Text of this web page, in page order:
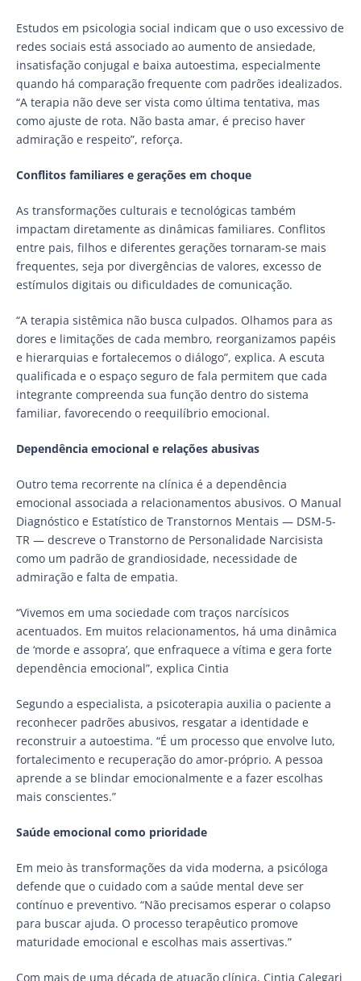
Estudos em psicologia social indicam que o uso excessivo de
redes sociais está associado ao aumento de ansiedade,
insatisfação conjugal e baixa autoestima, especialmente
quando há comparação frequente com padrões idealizados.
“A terapia não deve ser vista como última tentativa, mas
como ajuste de rota. Não basta amar, é preciso haver
admiração e respeito”, reforça.
Conflitos familiares e gerações em choque
As transformações culturais e tecnológicas também
impactam diretamente as dinâmicas familiares. Conflitos
entre pais, filhos e diferentes gerações tornaram-se mais
frequentes, seja por divergências de valores, excesso de
estímulos digitais ou dificuldades de comunicação.
“A terapia sistêmica não busca culpados. Olhamos para as
dores e limitações de cada membro, reorganizamos papéis
e hierarquias e fortalecemos o diálogo”, explica. A escuta
qualificada e o espaço seguro de fala permitem que cada
integrante compreenda sua função dentro do sistema
familiar, favorecendo o reequilíbrio emocional.
Dependência emocional e relações abusivas
Outro tema recorrente na clínica é a dependência
emocional associada a relacionamentos abusivos. O Manual
Diagnóstico e Estatístico de Transtornos Mentais — DSM-5-
TR — descreve o Transtorno de Personalidade Narcisista
como um padrão de grandiosidade, necessidade de
admiração e falta de empatia.
“Vivemos em uma sociedade com traços narcísicos
acentuados. Em muitos relacionamentos, há uma dinâmica
de ‘morde e assopra’, que enfraquece a vítima e gera forte
dependência emocional”, explica Cintia
Segundo a especialista, a psicoterapia auxilia o paciente a
reconhecer padrões abusivos, resgatar a identidade e
reconstruir a autoestima. “É um processo que envolve luto,
fortalecimento e recuperação do amor-próprio. A pessoa
aprende a se blindar emocionalmente e a fazer escolhas
mais conscientes.”
Saúde emocional como prioridade
Em meio às transformações da vida moderna, a psicóloga
defende que o cuidado com a saúde mental deve ser
contínuo e preventivo. “Não precisamos esperar o colapso
para buscar ajuda. O processo terapêutico promove
maturidade emocional e escolhas mais assertivas.”
Com mais de uma década de atuação clínica, Cintia Calegari